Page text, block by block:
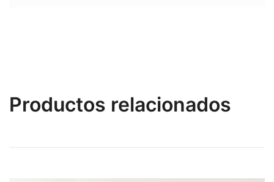
Productos relacionados